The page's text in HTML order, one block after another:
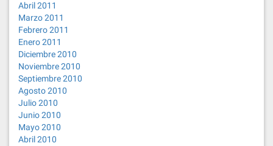
Abril 2011
Marzo 2011
Febrero 2011
Enero 2011
Diciembre 2010
Noviembre 2010
Septiembre 2010
Agosto 2010
Julio 2010
Junio 2010
Mayo 2010
Abril 2010